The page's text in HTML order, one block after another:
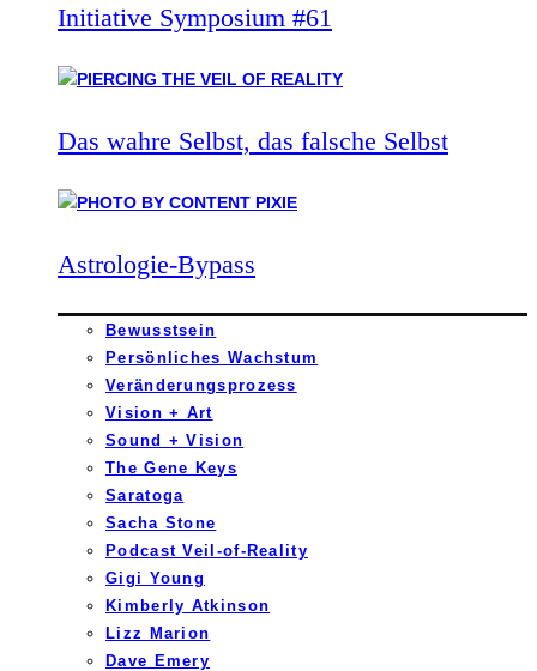
Initiative Symposium #61
Das wahre Selbst, das falsche Selbst
Astrologie-Bypass
Bewusstsein
Persönliches Wachstum
Veränderungsprozess
Vision + Art
Sound + Vision
The Gene Keys
Saratoga
Sacha Stone
Podcast Veil-of-Reality
Gigi Young
Kimberly Atkinson
Lizz Marion
Dave Emery